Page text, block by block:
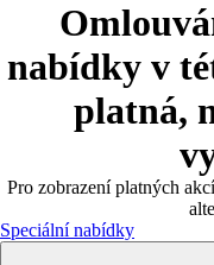
nabídky v
platná,
Pro zobrazení platných
Speciální nabídky